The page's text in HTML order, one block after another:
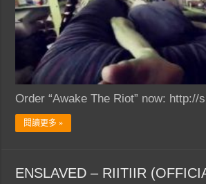
Order “Awake The Riot” now: http://
閱讀更多 »
ENSLAVED – RIITIIR